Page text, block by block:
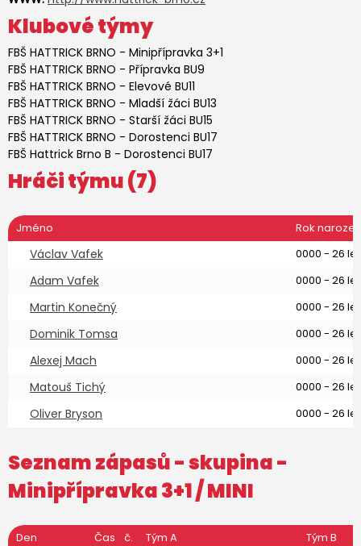
Klubové týmy
FBŠ HATTRICK BRNO - Minipřípravka 3+1
FBŠ HATTRICK BRNO - Přípravka BU9
FBŠ HATTRICK BRNO - Elevové BU11
FBŠ HATTRICK BRNO - Mladší žáci BU13
FBŠ HATTRICK BRNO - Starší žáci BU15
FBŠ HATTRICK BRNO - Dorostenci BU17
FBŠ Hattrick Brno B - Dorostenci BU17
Hráči týmu (7)
Jméno Rok
Václav Vafek 0000 - 26 let
Adam Vafek 0000 - 26 let
Martin Konečný 0000 - 26 let
Dominik Tomsa 0000 - 26 let
Alexej Mach 0000 - 26 let
Matouš Tichý 0000 - 26 let
Oliver Bryson 0000 - 26 let
Seznam zápasů - skupina -
Minipřípravka 3+1/ MINI
Den Čas č. Tým A
Tým B